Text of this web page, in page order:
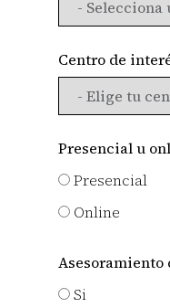
Centro de
Presencial u
Presencial
Online
Asesoramiento
Si